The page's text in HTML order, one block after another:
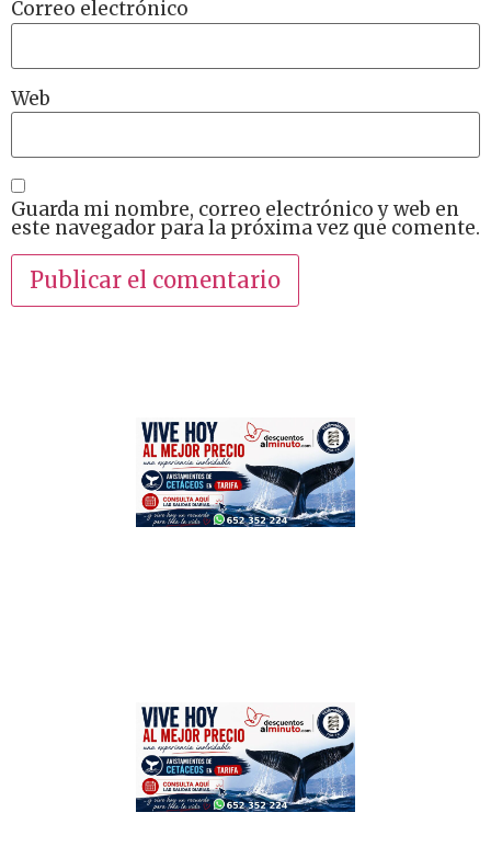
Correo electrónico
Web
Guarda mi nombre, correo electrónico y web en
este navegador para la próxima vez que comente.